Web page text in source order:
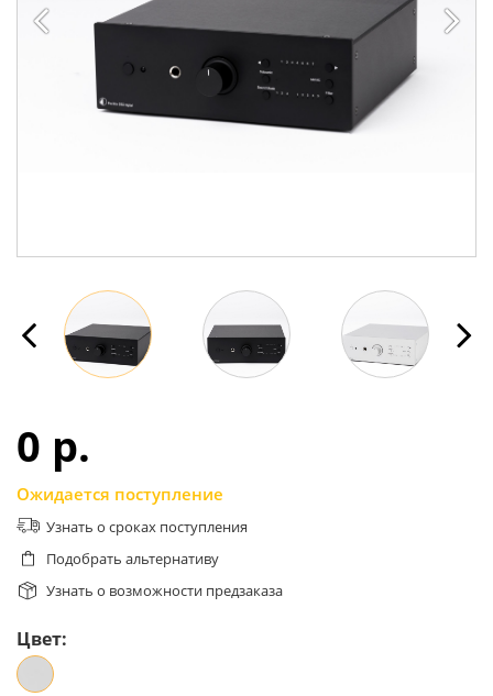
0 p.
Ожидается поступление
Узнать о сроках поступления
Подобрать альтернативу
Узнать о возможности предзаказа
Цвет: